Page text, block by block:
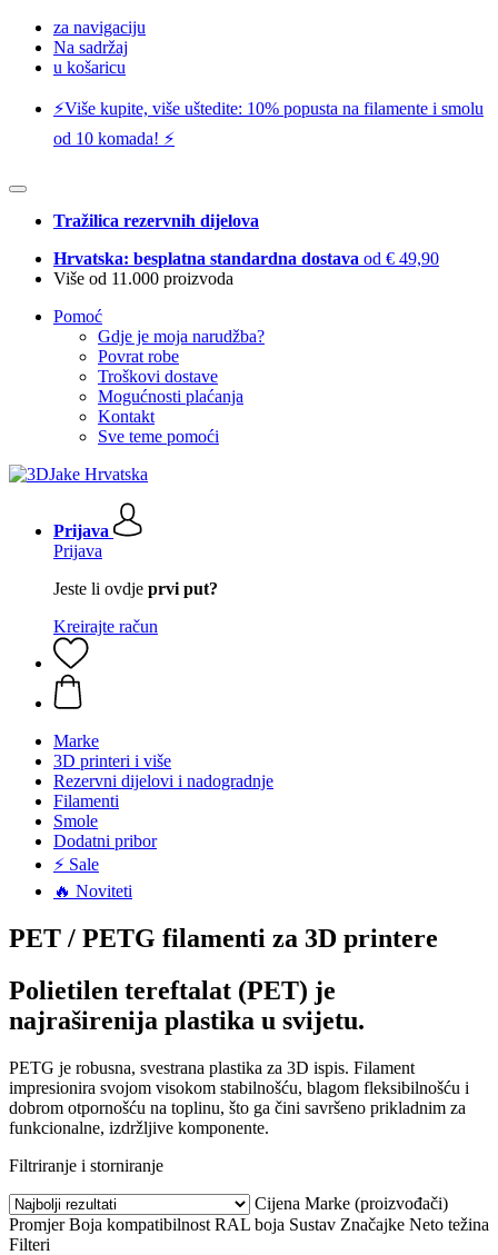
za navigaciju
Na sadržaj
u košaricu
⚡️Više kupite, više uštedite: 10% popusta na filamente i smolu
od 10 komada! ⚡️
Tražilica rezervnih dijelova
Hrvatska: besplatna standardna dostava od € 49,90
Više od 11.000 proizvoda
Pomoć
Gdje je moja narudžba?
Povrat robe
Troškovi dostave
Mogućnosti plaćanja
Kontakt
Sve teme pomoći
Prijava
Prijava
Jeste li ovdje prvi put?
Kreirajte račun
Marke
3D printeri i više
Rezervni dijelovi i nadogradnje
Filamenti
Smole
Dodatni pribor
⚡ Sale
🔥 Noviteti
PET / PETG filamenti za 3D printere
Polietilen tereftalat (PET) je
najraširenija plastika u svijetu.
PETG je robusna, svestrana plastika za 3D ispis. Filament
impresionira svojom visokom stabilnošću, blagom fleksibilnošću i
dobrom otpornošću na toplinu, što ga čini savršeno prikladnim za
funkcionalne, izdržljive komponente.
Filtriranje i storniranje
Cijena Marke (proizvođači)
Promjer Boja kompatibilnost RAL boja Sustav Značajke Neto težina
Filteri